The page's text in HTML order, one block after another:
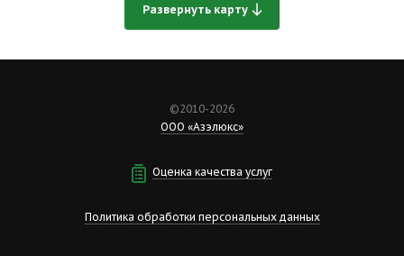
Развернуть карту
©2010-2026
ООО «Азэлюкс»
Оценка качества услуг
Политика обработки персональных данных